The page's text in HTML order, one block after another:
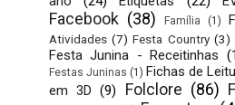
Facebook (38) Família (1)
Atividades (7) Festa Country (3)
Festa Junina - Receitinhas
Festas Juninas (1) Fichas de
em 3D (9) Folclore (86)